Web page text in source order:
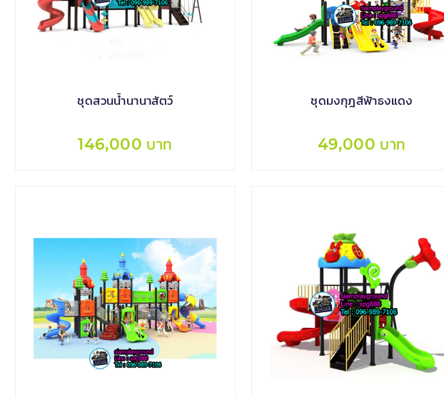
ชุดสวนน้ำนานาสัตว์
146,000 บาท
ชุดมงกุฎสีฟ้าธงแดง
49,000 บาท